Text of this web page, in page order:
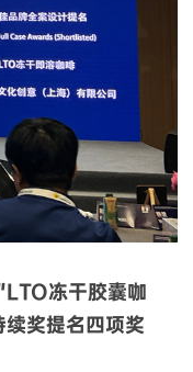
冻干胶囊咖
奖提名四项奖